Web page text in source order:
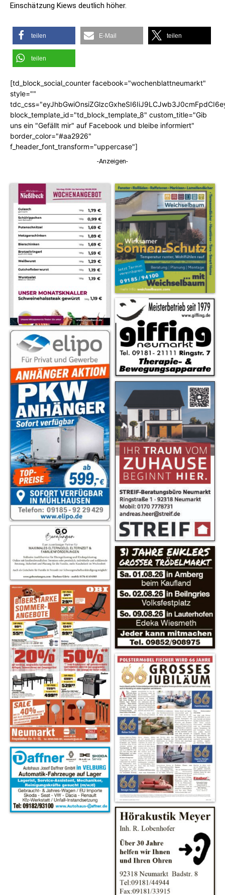
Einschätzung Kiews deutlich höher.
teilen E-Mail teilen
teilen
[td_block_social_counter facebook="wochenblattneumarkt"
style=""
block_template_id="td_block_template_8" custom_title="Gib
uns ein "Gefällt mir" auf Facebook und bleibe informiert"
border_color="#aa2926"
f_header_font_transform="uppercase"]
-Anzeigen-